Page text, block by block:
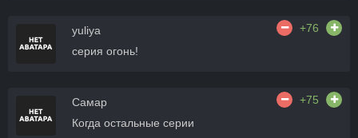
yuliya
+76
серия огонь!
Самар
+75
Когда остальные серии